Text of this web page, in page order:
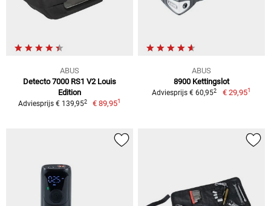
ABUS
Detecto 7000 RS1 V2 Louis
Edition
Adviesprijs € 139,952 € 89,951
ABUS
8900 Kettingslot
Adviesprijs € 60,952 € 29,951